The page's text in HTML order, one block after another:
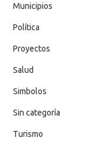
Municipios
Política
Proyectos
Salud
Simbolos
Sin categoría
Turismo